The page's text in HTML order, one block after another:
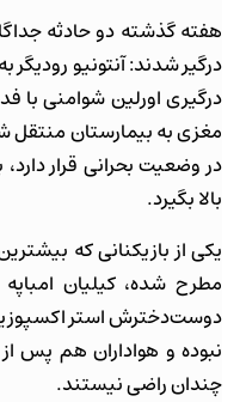
هفته گذشته دو حادثه
درگیر شدند: آنتونیو رودیگر
درگیری اورلین شوامنی با
مغزی به بیمارستان منتقل
در وضعیت بحرانی قرار
بالا بگیرد.
یکی از بازیکنانی که
مطرح شده، کیلیان
دوست‌دخترش استر
نبوده و هواداران هم پس از
چندان راضی نیستند.